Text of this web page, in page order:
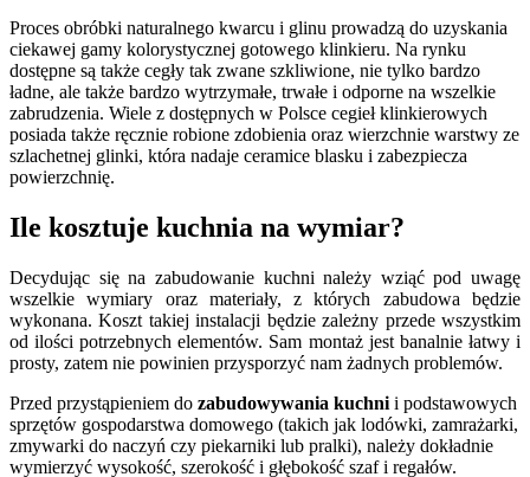
Proces obróbki naturalnego kwarcu i glinu prowadzą do uzyskania
ciekawej gamy kolorystycznej gotowego klinkieru. Na rynku
dostępne są także cegły tak zwane szkliwione, nie tylko bardzo
ładne, ale także bardzo wytrzymałe, trwałe i odporne na wszelkie
zabrudzenia. Wiele z dostępnych w Polsce cegieł klinkierowych
posiada także ręcznie robione zdobienia oraz wierzchnie warstwy ze
szlachetnej glinki, która nadaje ceramice blasku i zabezpiecza
powierzchnię.
Ile kosztuje kuchnia na wymiar?
Decydując się na zabudowanie kuchni należy wziąć pod uwagę
wszelkie wymiary oraz materiały, z których zabudowa będzie
wykonana. Koszt takiej instalacji będzie zależny przede wszystkim
od ilości potrzebnych elementów. Sam montaż jest banalnie łatwy i
prosty, zatem nie powinien przysporzyć nam żadnych problemów.
Przed przystąpieniem do zabudowywania kuchni i podstawowych
sprzętów gospodarstwa domowego (takich jak lodówki, zamrażarki,
zmywarki do naczyń czy piekarniki lub pralki), należy dokładnie
wymierzyć wysokość, szerokość i głębokość szaf i regałów.